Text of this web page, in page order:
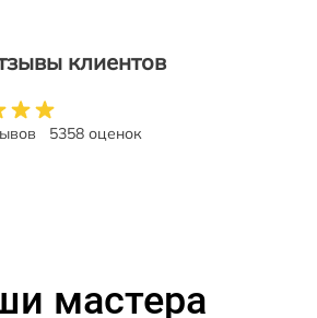
клиентов
5358 оценок
мастера